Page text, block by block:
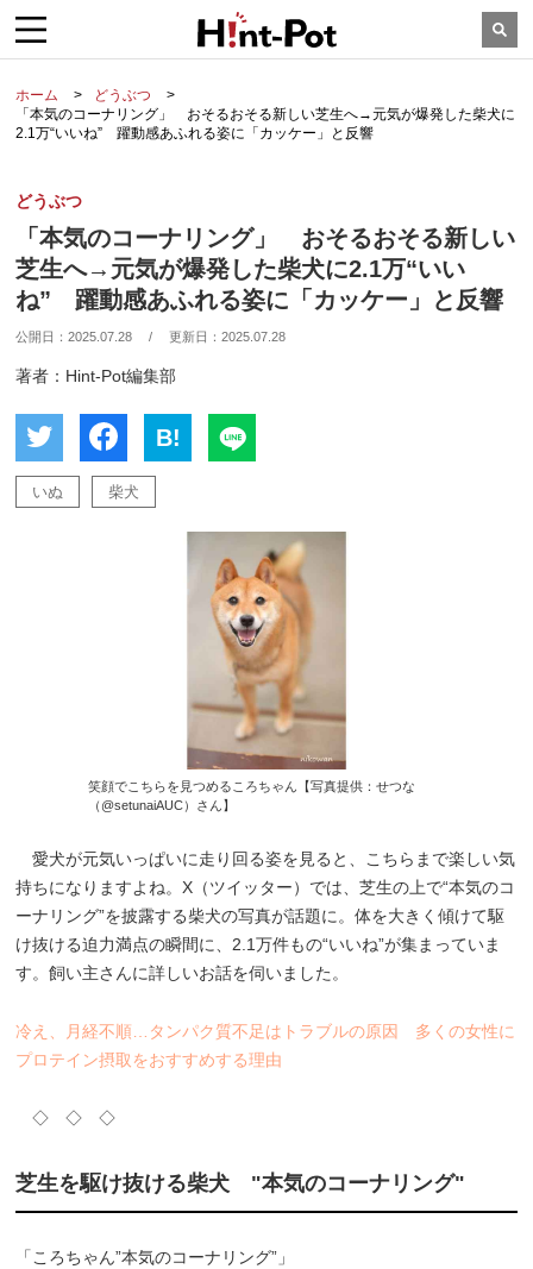
ホーム
どうぶつ
「本気のコーナリング」 おそるおそる新しい芝生へ→元気が爆発した柴犬に
2.1万“いいね” 躍動感あふれる姿に「カッケー」と反響
どうぶつ
「本気のコーナリング」 おそるおそる新しい
芝生へ→元気が爆発した柴犬に2.1万“いい
ね” 躍動感あふれる姿に「カッケー」と反響
公開日：2025.07.28 / 更新日：2025.07.28
著者：Hint-Pot編集部
B!
いぬ 柴犬
笑顔でこちらを見つめるころちゃん【写真提供：せつな
（@setunaiAUC）さん】
愛犬が元気いっぱいに走り回る姿を見ると、こちらまで楽しい気
持ちになりますよね。X（ツイッター）では、芝生の上で“本気のコ
ーナリング”を披露する柴犬の写真が話題に。体を大きく傾けて駆
け抜ける迫力満点の瞬間に、2.1万件もの“いいね”が集まっていま
す。飼い主さんに詳しいお話を伺いました。
冷え、月経不順…タンパク質不足はトラブルの原因 多くの女性に
プロテイン摂取をおすすめする理由
◇ ◇ ◇
芝生を駆け抜ける柴犬 "本気のコーナリング"
「ころちゃん”本気のコーナリング”」